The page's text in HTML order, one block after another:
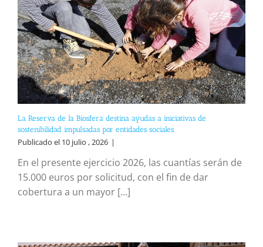
La Reserva de la Biosfera destina ayudas a iniciativas de
sostenibilidad impulsadas por entidades sociales
Publicado el 10 julio , 2026 |
En el presente ejercicio 2026, las cuantías serán de
15.000 euros por solicitud, con el fin de dar
cobertura a un mayor [...]